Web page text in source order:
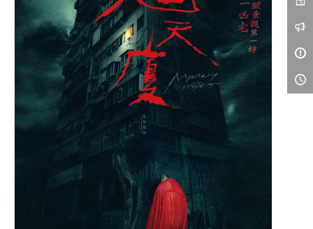
VR 演唱會
GOLD CLASS
AD口述影像
LIVE演唱會
影城公告
中獎名單